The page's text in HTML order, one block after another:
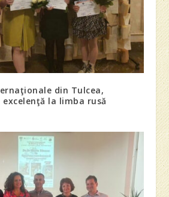
din Tulcea,
la limba rusă